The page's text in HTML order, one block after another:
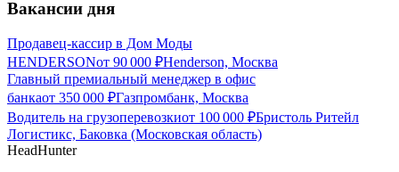
Вакансии дня
Продавец-кассир в Дом Моды
HENDERSONот 90 000 ₽Henderson, Москва
Главный премиальный менеджер в офис
банкаот 350 000 ₽Газпромбанк, Москва
Водитель на грузоперевозкиот 100 000 ₽Бристоль Ритейл
Логистикс, Баковка (Московская область)
HeadHunter